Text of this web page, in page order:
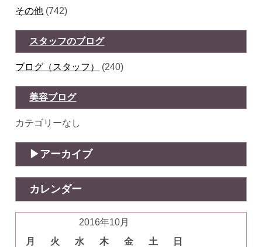
その他 (742)
スタッフのブログ
ブログ（スタッフ） (240)
美容ブログ
カテゴリーなし
アーカイブ
カレンダー
2016年10月
月
火 水 木 金 土 日